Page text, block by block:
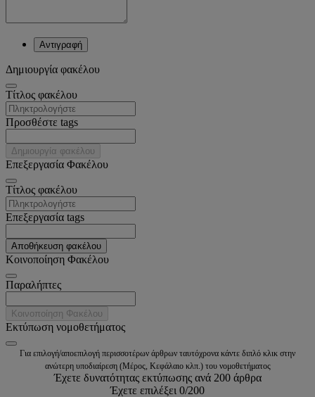
Αντιγραφή
Δημιουργία φακέλου
Tίτλος φακέλου
Προσθέστε tags
Δημιουργία φακέλου
Επεξεργασία Φακέλου
Tίτλος φακέλου
Επεξεργασία tags
Αποθήκευση φακέλου
Κοινοποίηση Φακέλου
Παραλήπτες
Κοινοποίηση Φακέλου
Εκτύπωση νομοθετήματος
Για επιλογή/αποεπιλογή περισσοτέρων άρθρων ταυτόχρονα κάντε διπλό κλικ στην
ανώτερη υποδιαίρεση (Μέρος, Κεφάλαιο κλπ.) του νομοθετήματος
Έχετε δυνατότητας εκτύπωσης ανά 200 άρθρα
Έχετε επιλέξει 0/200